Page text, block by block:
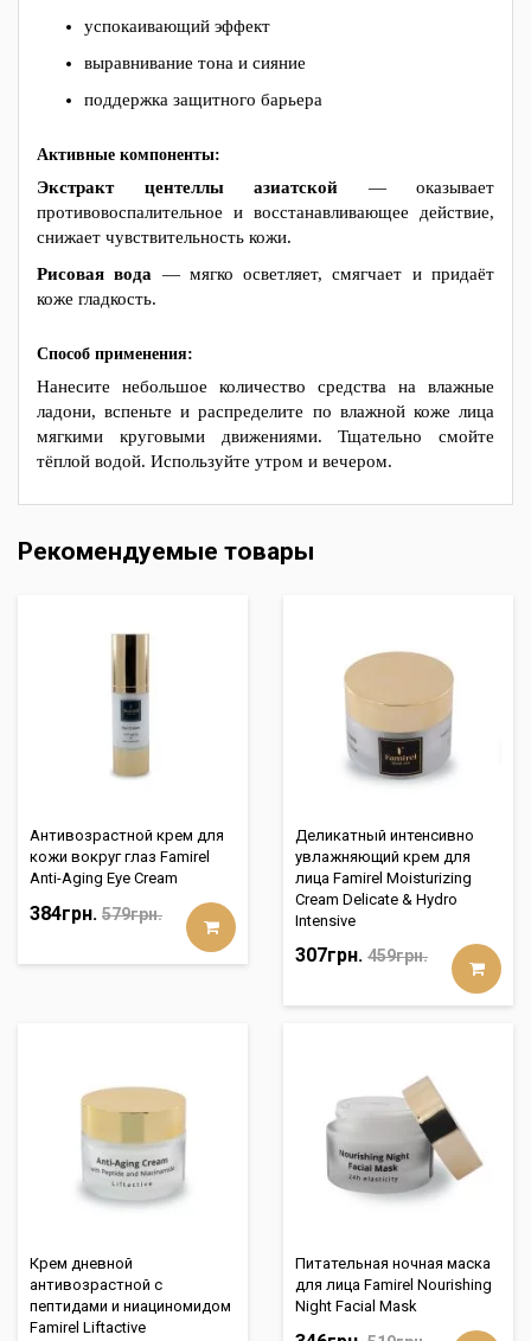
успокаивающий эффект
выравнивание тона и сияние
поддержка защитного барьера
Активные компоненты:
Экстракт центеллы азиатской — оказывает
противовоспалительное и восстанавливающее действие,
снижает чувствительность кожи.
Рисовая вода — мягко осветляет, смягчает и придаёт
коже гладкость.
Способ применения:
Нанесите небольшое количество средства на влажные
ладони, вспеньте и распределите по влажной коже лица
мягкими круговыми движениями. Тщательно смойте
тёплой водой. Используйте утром и вечером.
Рекомендуемые товары
Антивозрастной крем для
кожи вокруг глаз Famirel
Anti-Aging Eye Cream
384грн. 579грн.
Деликатный интенсивно
увлажняющий крем для
лица Famirel Moisturizing
Cream Delicate & Hydro
Intensive
307грн. 459грн.
Крем дневной
антивозрастной с
пептидами и ниациномидом
Famirel Liftactive
Питательная ночная маска
для лица Famirel Nourishing
Night Facial Mask